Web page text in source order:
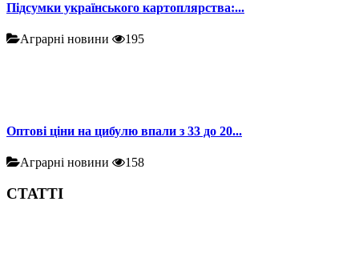
Підсумки українського картоплярства:...
Аграрні новини 195
Оптові ціни на цибулю впали з 33 до 20...
Аграрні новини 158
СТАТТІ